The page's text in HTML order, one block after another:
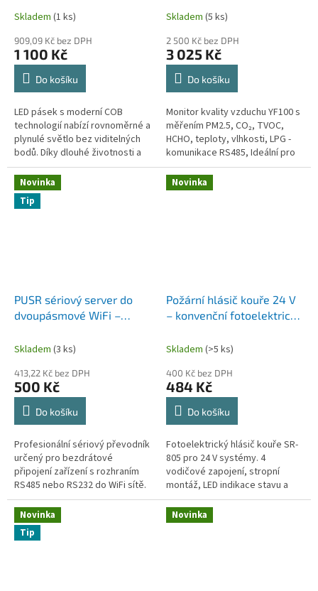
ovladačem
Skladem (1 ks)
909,09 Kč bez DPH
1 100 Kč
Do košíku
LED pásek s moderní COB
technologií nabízí rovnoměrné a
plynulé světlo bez viditelných
bodů. Díky dlouhé životnosti a
nízké spotřebě energie je
ideální pro dekorativní i...
/ teplota / vlhkost / LPG -
Skladem (5 ks)
2 500 Kč bez DPH
3 025 Kč
Do košíku
Monitor kvality vzduchu YF100 s
měřením PM2.5, CO₂, TVOC,
HCHO, teploty, vlhkosti, LPG -
komunikace RS485, Ideální pro
Smart Building.
Novinka
Tip
PUSR sériový server do
dvoupásmové WiFi –
na WiFi, Modbus brána s
a/b/g/n, model USR-
DR164/162
Skladem (3 ks)
413,22 Kč bez DPH
500 Kč
Do košíku
Profesionální sériový převodník
určený pro bezdrátové
připojení zařízení s rozhraním
RS485 nebo RS232 do WiFi sítě.
Modely USR-DR164 a USR-DR162
pracují v pásmech 2,4 GHz i 5...
Novinka
Požární hlásič kouře 24 V
– konvenční fotoelektrický
(4vodičový)
Skladem (>5 ks)
400 Kč bez DPH
484 Kč
Do košíku
Fotoelektrický hlásič kouře SR-
805 pro 24 V systémy. 4
vodičové zapojení, stropní
montáž, LED indikace stavu a
alarmu. Vhodné pro konvenční
požární zabezpečení.
Novinka
Tip
Novinka